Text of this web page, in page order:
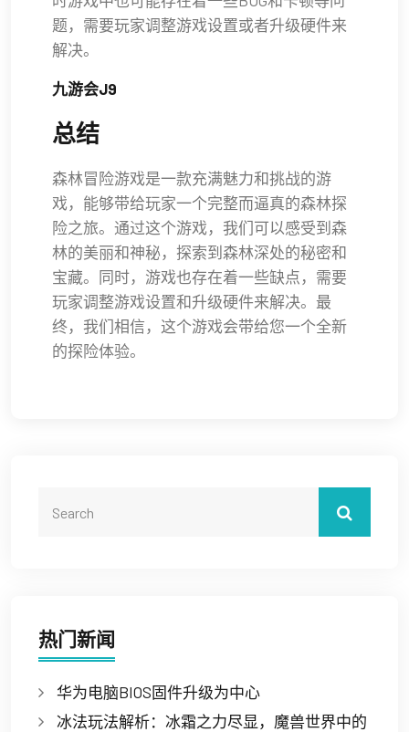
题，需要玩家调整游戏设置或者升级硬件来
解决。
九游会J9
总结
森林冒险游戏是一款充满魅力和挑战的游
戏，能够带给玩家一个完整而逼真的森林探
险之旅。通过这个游戏，我们可以感受到森
林的美丽和神秘，探索到森林深处的秘密和
宝藏。同时，游戏也存在着一些缺点，需要
玩家调整游戏设置和升级硬件来解决。最
终，我们相信，这个游戏会带给您一个全新
的探险体验。
热门新闻
华为电脑BIOS固件升级为中心
冰法玩法解析：冰霜之力尽显，魔兽世界中的